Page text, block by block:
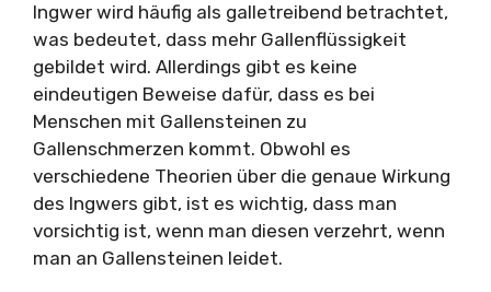
Ingwer wird häufig als galletreibend betrachtet,
was bedeutet, dass mehr Gallenflüssigkeit
gebildet wird. Allerdings gibt es keine
eindeutigen Beweise dafür, dass es bei
Menschen mit Gallensteinen zu
Gallenschmerzen kommt. Obwohl es
verschiedene Theorien über die genaue Wirkung
des Ingwers gibt, ist es wichtig, dass man
vorsichtig ist, wenn man diesen verzehrt, wenn
man an Gallensteinen leidet.